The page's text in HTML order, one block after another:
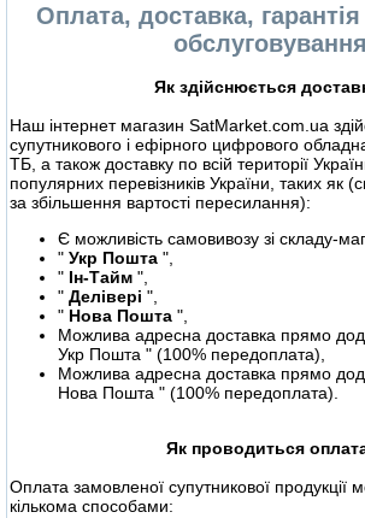
Оплата, доставка, гарантія
обслуговування
Як здійснюється
Наш інтернет магазин SatMarket.com.ua
супутникового і ефірного цифрового
ТБ, а також доставку по всій території
популярних перевізників України, таких як
за збільшення вартості пересилання):
Є можливість самовивозу зі складу-
" Укр Пошта ",
" Ін-Тайм ",
" Делівері ",
" Нова Пошта ",
Можлива адресна доставка прямо
Укр Пошта " (100% передоплата),
Можлива адресна доставка прямо
Нова Пошта " (100% передоплата).
Як проводиться
Оплата замовленої супутникової продукції
кількома способами: